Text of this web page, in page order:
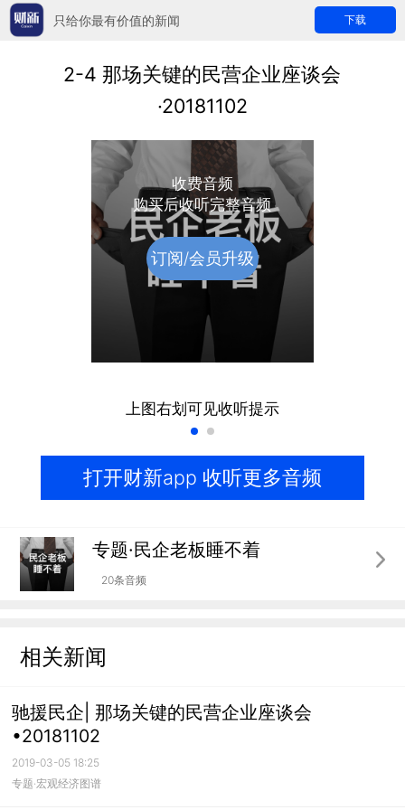
只给你最有价值的新闻 下载
2-4 那场关键的民营企业座谈会
·20181102
收费音频
购买后收听完整音频
订阅/会员升级
上图右划可见收听提示
打开财新app 收听更多音频
专题·民企老板睡不着
20条音频
相关新闻
驰援民企| 那场关键的民营企业座谈会
•20181102
2019-03-05 18:25
专题·宏观经济图谱